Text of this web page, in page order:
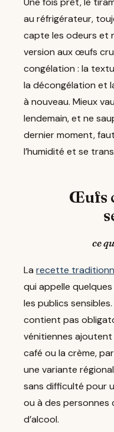
au réfrigérateur,
capte les odeurs et
version aux œufs
congélation : la
la décongélation et
à nouveau. Mieux
lendemain, et ne
dernier moment,
l’humidité et se
Œufs
ce
La recette
qui appelle
les publics
contient pas
vénitiennes
café ou la crème,
une variante
sans difficulté pour
ou à des personnes
d’alcool.